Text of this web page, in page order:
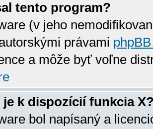
tento program?
(v jeho
právami
a môže byť voľne
je k dispozícií funkcia
bol napísaný a